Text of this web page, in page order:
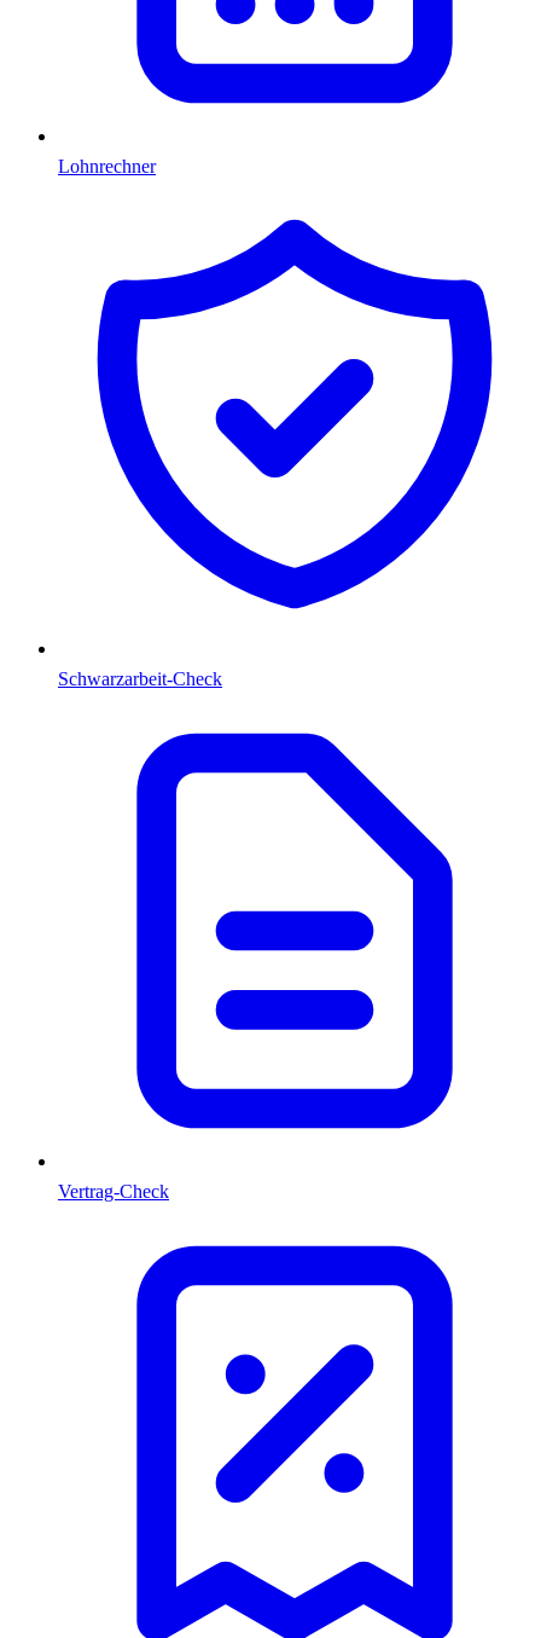
Lohnrechner
Schwarzarbeit-Check
Vertrag-Check